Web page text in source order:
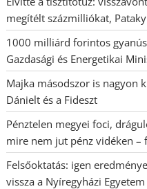
megítélt százmilliókat,
1000 milliárd forintos
Gazdasági és Energetikai
Majka másodszor is nagyon
Dánielt és a Fideszt
Pénztelen megyei foci,
mire nem jut pénz vidéken –
Felsőoktatás: igen
vissza a Nyíregyházi Egyetem